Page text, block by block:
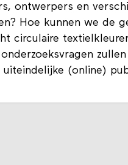
onderzoeken: wie
ontwerpers en
Hoe kunnen we de
circulaire